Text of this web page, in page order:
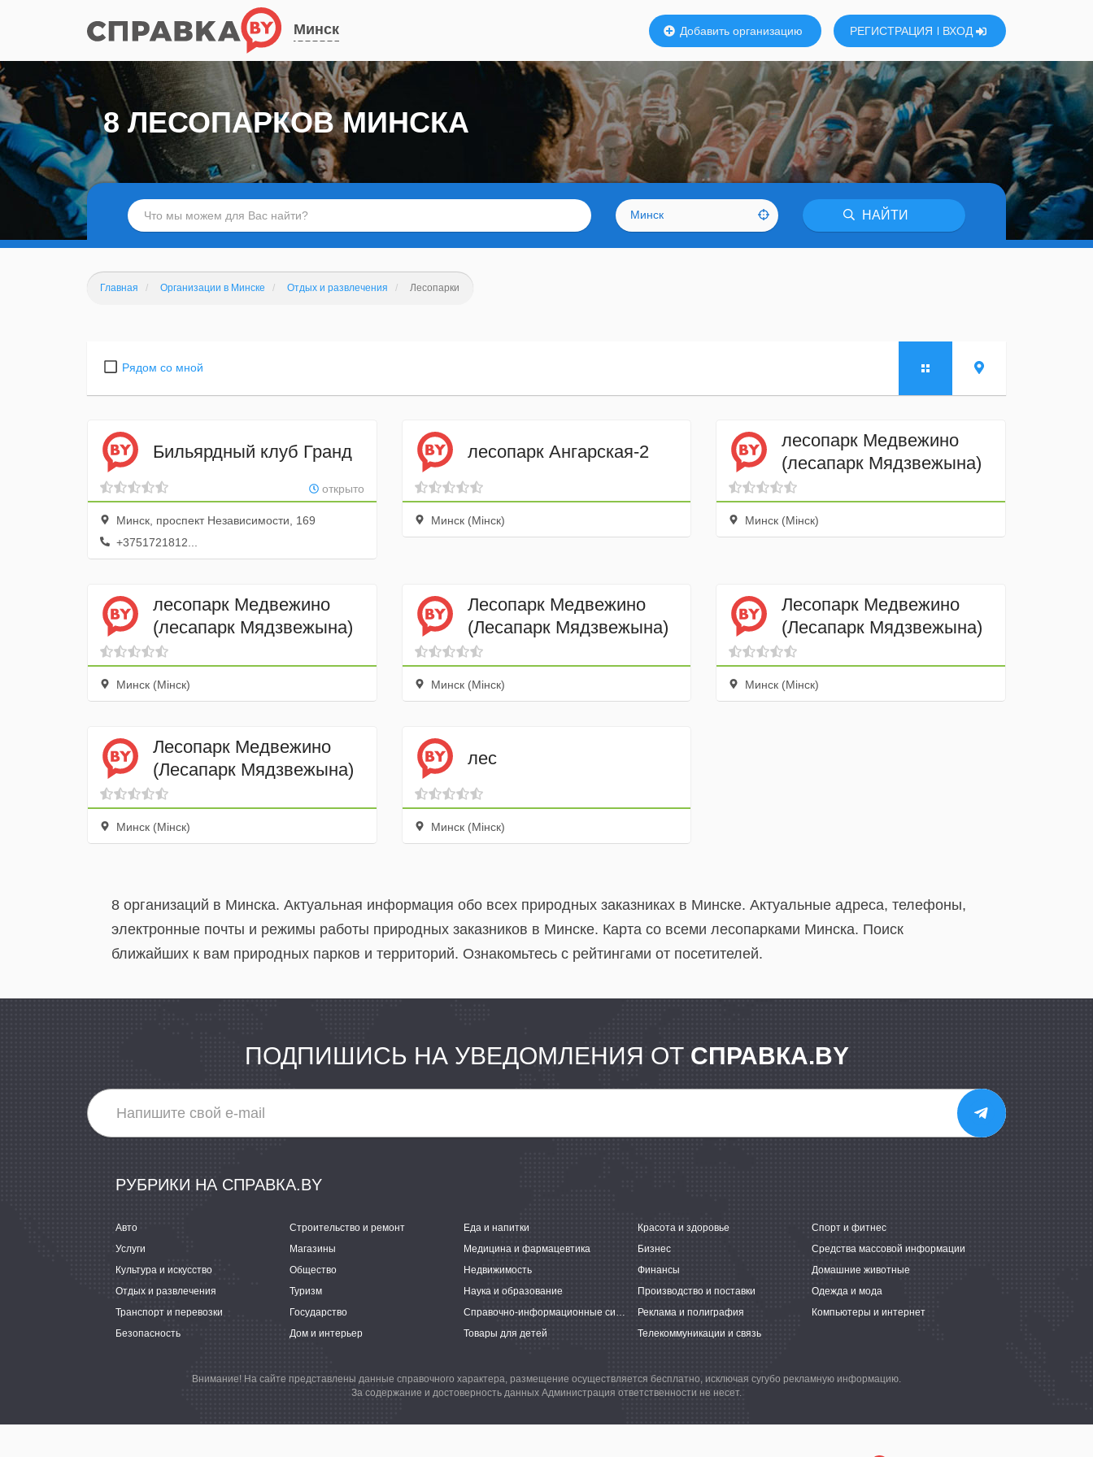
Минск Добавить организацию РЕГИСТРАЦИЯ ВХОД
Минск НАЙТИ
8 ЛЕСОПАРКОВ МИНСКА
Главная Организации в Минске Отдых и развлечения Лесопарки
Рядом со мной
Бильярдный клуб Гранд
открыто
Минск, проспект Независимости, 169
+3751721812...
лесопарк Ангарская-2
Минск (Мінск)
лесопарк Медвежино
(лесапарк Мядзвежына)
Минск (Мінск)
лесопарк Медвежино
(лесапарк Мядзвежына)
Минск (Мінск)
Лесопарк Медвежино
(Лесапарк Мядзвежына)
Минск (Мінск)
Лесопарк Медвежино
(Лесапарк Мядзвежына)
Минск (Мінск)
Лесопарк Медвежино
(Лесапарк Мядзвежына)
Минск (Мінск)
лес
Минск (Мінск)
8 организаций в Минска. Актуальная информация обо всех природных заказниках в Минске. Актуальные адреса, телефоны,
электронные почты и режимы работы природных заказников в Минске. Карта со всеми лесопарками Минска. Поиск
ближайших к вам природных парков и территорий. Ознакомьтесь с рейтингами от посетителей.
ПОДПИШИСЬ НА УВЕДОМЛЕНИЯ ОТ СПРАВКА.BY
РУБРИКИ НА СПРАВКА.BY
Авто Строительство и ремонт Еда и напитки Красота и здоровье
Спорт и фитнес
Услуги
Магазины Медицина и фармацевтика Бизнес
Средства массовой информации
Культура и искусство
Общество Недвижимость Финансы
Домашние животные
Отдых и развлечения
Туризм Наука и образование Производство и поставки
Одежда и мода
Транспорт и перевозки
Государство Справочно-информационные системы Реклама и полиграфия
Компьютеры и интернет
Безопасность
Дом и интерьер Товары для детей Телекоммуникации и связь
Внимание! На сайте представлены данные справочного характера, размещение осуществляется бесплатно, исключая сугубо рекламную информацию.
За содержание и достоверность данных Администрация ответственности не несет.